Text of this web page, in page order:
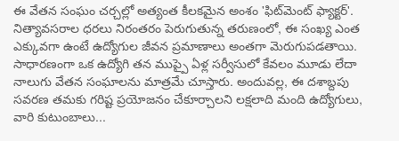
ఈ వేతన సంఘం చర్చల్లో అత్యంత కీలకమైన అంశం 'ఫిట్‌మెంట్ ఫ్యాక్టర్'.
నిత్యావసరాల ధరలు నిరంతరం పెరుగుతున్న తరుణంలో, ఈ సంఖ్య ఎంత
ఎక్కువగా ఉంటే ఉద్యోగుల జీవన ప్రమాణాలు అంతగా మెరుగుపడతాయి.
సాధారణంగా ఒక ఉద్యోగి తన ముప్పై ఏళ్ల సర్వీసులో కేవలం మూడు లేదా
నాలుగు వేతన సంఘాలను మాత్రమే చూస్తారు. అందువల్ల, ఈ దశాబ్దపు
సవరణ తమకు గరిష్ట ప్రయోజనం చేకూర్చాలని లక్షలాది మంది ఉద్యోగులు,
వారి కుటుంబాలు...